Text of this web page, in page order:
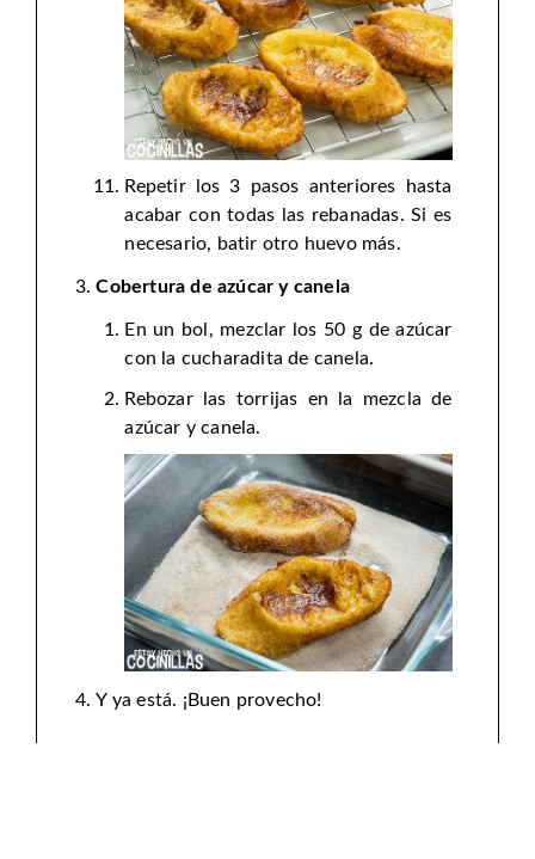
Repetir los 3 pasos anteriores hasta
acabar con todas las rebanadas. Si es
necesario, batir otro huevo más.
Cobertura de azúcar y canela
En un bol, mezclar los 50 g de azúcar
con la cucharadita de canela.
Rebozar las torrijas en la mezcla de
azúcar y canela.
Y ya está. ¡Buen provecho!